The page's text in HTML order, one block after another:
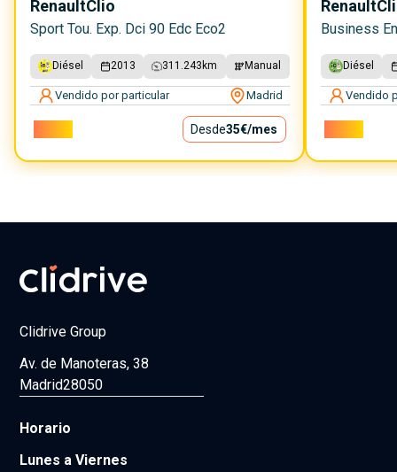
RenaultClio
Sport Tou. Exp. Dci 90 Edc Eco2
Diésel 2013 311.243 km Manual
Vendido por particular Madrid
Desde35€/mes
Renault
Business
Diésel
Vendido
Clidrive Group
Av. de Manoteras, 38
Madrid28050
Horario
Lunes a Viernes